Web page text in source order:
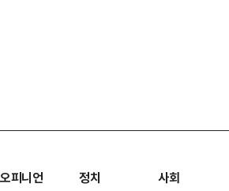
오피니언 정치 사회